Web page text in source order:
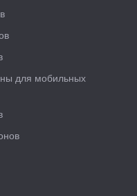
для мобильных